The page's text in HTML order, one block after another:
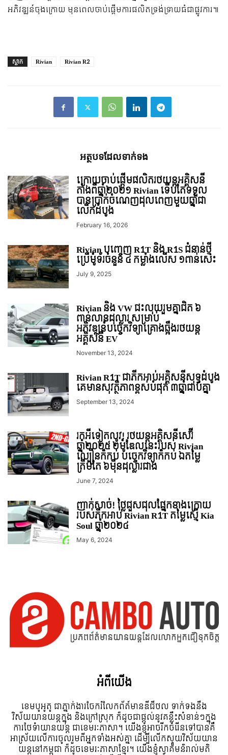
អភិវឌ្ឍន៍ចុងក្រោយ មុនពេលចាប់ផ្តើមការផលិតទ្រង់ទ្រាយធំជាផ្លូវការ៕
ស្លាក Rivian Rivian R2
អត្ថបទ​ដែល​ទាក់ទង
ក្រោយចាប់ផ្ដើមផលិតរថយន្ដអគ្គិសនី
តាំងពីឆ្នាំ២០២១ Rivian ទើបតែទទួល
បានប្រាក់ចំណេញដុលពេញមួយឆ្នាំជា
លើកដំបូង
February 16, 2026
Rivian បញ្ចេញ R1T និង R1S ជំនាន់ថ្មី
ប្រើម៉ូទ័រចំនួន ៤ កម្លាំងលើស ១ពាន់សេះ
July 9, 2025
Rivian និង VW ជះលុយរួមគ្នាជិត ៦
ពាន់លានដុល្លារ សម្រាប់
អភិវឌ្ឍន៍បច្ចេកវិទ្យាគ្រោងឆ្អឹងរថយន្ត
អគ្គិសនី EV
November 13, 2024
Rivian R1T ជាភីកអាប់អគ្គិសនីសុទ្ធដំបូង
គេមានសុវត្ថិភាពខ្ពស់បំផុត ៣ឆ្នាំជាប់គ្នា
September 13, 2024
រកអីទៀតលូវ!​​ រថយន្តអគ្គិសនីសេរ៊ី
ឆ្នាំ២០២៥ ២ម៉ូឌែលនេះរបស់ Rivian
ល្បឿនក៏កប់ បច្ចេកវិទ្យាក៏កប់​ ឯតម្លៃ
ត្រឹមតែ ៦មុឺនដុល្លារជាង
June 7, 2024
ញាក់សាច់! ថ្លៃជួសជុលផ្នែកខាងក្រោយ
របស់ភីកអាប់ Rivian R1T តម្លៃស្មើ Kia
Soul ឆ្នាំ២០២៤
May 6, 2024
អំពី​យើង
ខេមបូអូតូ ជាភ្នាក់ងារចែករំលែកព័ត៍មានឌីជីថល ទាក់ទងនឹង
វិស័យយានយន្តក្នុង និងក្រៅស្រុក ក៏ដូចជាផ្តល់នូវគន្លឹះសំខាន់ៗក្នុង
ការថែទំាយានយន្ត ជាខេមរៈភាសា។ យើងខ្ញុំអាចរីកចំរើនទៅបានគឺ
អាស្រ័យលើការចូលរួមពីអ្នកទាំងអស់គ្នា ដើម្បីលើកស្ទួយវិស័យយាន
យន្តនៅកម្ពុជា ក៏ដូចខេមរៈភាសាខ្មែរ។ យើងខ្ញុំស្វាគមន៌រាល់មតិ